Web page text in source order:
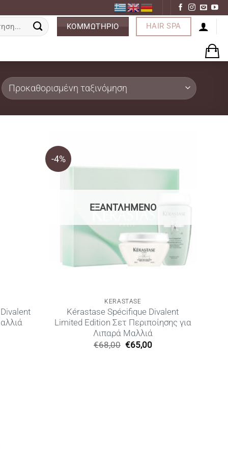
ΚΟΜΜΩΤΗΡΙΟ HAIR SPA
-4%
ΕΞΑΝΤΛΗΜΈΝΟ
KERASTASE
Kérastase Spécifique Divalent
Limited Edition Σετ Περιποίησης για
Λιπαρά Μαλλιά
€68,00 Original
€65,00Η